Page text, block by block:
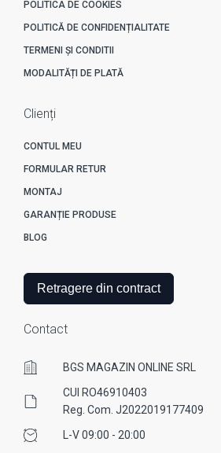
POLITICA DE COOKIES
POLITICĂ DE CONFIDENȚIALITATE
TERMENI ȘI CONDITII
MODALITĂȚI DE PLATĂ
Clienți
CONTUL MEU
FORMULAR RETUR
MONTAJ
GARANȚIE PRODUSE
BLOG
Retragere din contract
Contact
BGS MAGAZIN ONLINE SRL
CUI RO46910403
Reg. Com. J2022019177409
L-V 09:00 - 20:00